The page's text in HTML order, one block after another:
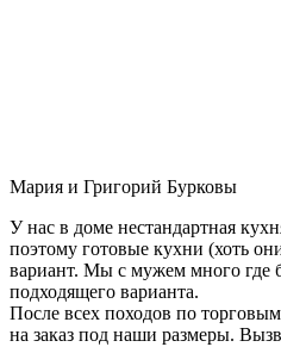
Мария и Григорий Бурковы
У нас в доме нестандартная
поэтому готовые кухни (хоть
вариант. Мы с мужем много где
подходящего варианта.
После всех походов по
на заказ под наши размеры.